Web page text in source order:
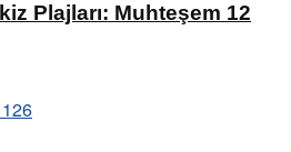
Plajları: Muhteşem 12
126